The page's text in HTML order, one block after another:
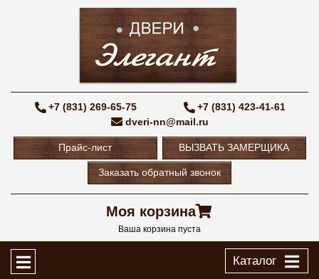
+7 (831) 269-65-75
+7 (831) 423-41-61
dveri-nn@mail.ru
Прайс-лист ВЫЗВАТЬ ЗАМЕРЩИКА
Заказать обратный звонок
Моя корзина
Ваша корзина пуста
Каталог